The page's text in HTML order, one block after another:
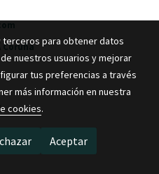
Coruña
para obtener datos
nuestros usuarios y mejorar
tus preferencias a través
más información en nuestra
cookies.
Aceptar